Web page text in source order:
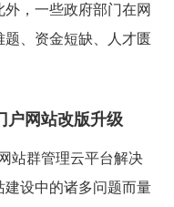
，一些政府部门在网
、资金短缺、人才匮
户网站改版升级
站群管理云平台解决
设中的诸多问题而量